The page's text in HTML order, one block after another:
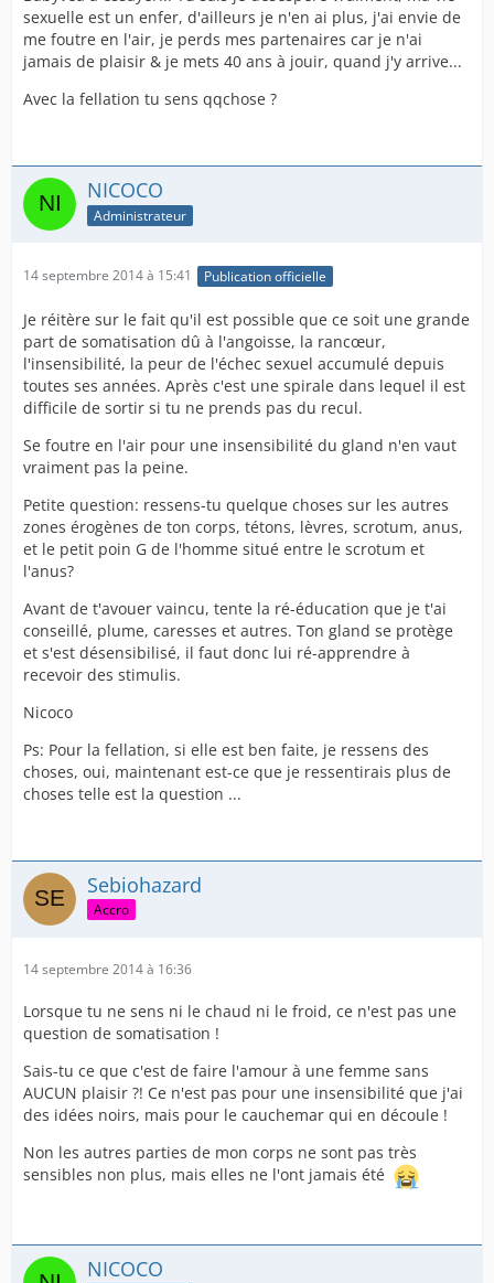
sexuelle est un enfer, d'ailleurs je n'en ai plus, j'ai envie de
me foutre en l'air, je perds mes partenaires car je n'ai
jamais de plaisir & je mets 40 ans à jouir, quand j'y arrive...
Avec la fellation tu sens qqchose ?
NICOCO
Administrateur
14 septembre 2014 à 15:41 Publication officielle
Je réitère sur le fait qu'il est possible que ce soit une grande
part de somatisation dû à l'angoisse, la rancœur,
l'insensibilité, la peur de l'échec sexuel accumulé depuis
toutes ses années. Après c'est une spirale dans lequel il est
difficile de sortir si tu ne prends pas du recul.
Se foutre en l'air pour une insensibilité du gland n'en vaut
vraiment pas la peine.
Petite question: ressens-tu quelque choses sur les autres
zones érogènes de ton corps, tétons, lèvres, scrotum, anus,
et le petit poin G de l'homme situé entre le scrotum et
l'anus?
Avant de t'avouer vaincu, tente la ré-éducation que je t'ai
conseillé, plume, caresses et autres. Ton gland se protège
et s'est désensibilisé, il faut donc lui ré-apprendre à
recevoir des stimulis.
Nicoco
Ps: Pour la fellation, si elle est ben faite, je ressens des
choses, oui, maintenant est-ce que je ressentirais plus de
choses telle est la question ...
Sebiohazard
Accro
14 septembre 2014 à 16:36
Lorsque tu ne sens ni le chaud ni le froid, ce n'est pas une
question de somatisation !
Sais-tu ce que c'est de faire l'amour à une femme sans
AUCUN plaisir ?! Ce n'est pas pour une insensibilité que j'ai
des idées noirs, mais pour le cauchemar qui en découle !
Non les autres parties de mon corps ne sont pas très
sensibles non plus, mais elles ne l'ont jamais été
NICOCO